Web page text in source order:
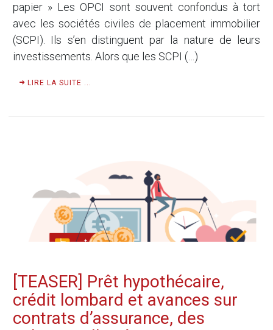
papier » Les OPCI sont souvent confondus à tort
avec les sociétés civiles de placement immobilier
(SCPI). Ils s’en distinguent par la nature de leurs
investissements. Alors que les SCPI (…)
LIRE LA SUITE ...
[TEASER] Prêt hypothécaire,
crédit lombard et avances sur
contrats d’assurance, des